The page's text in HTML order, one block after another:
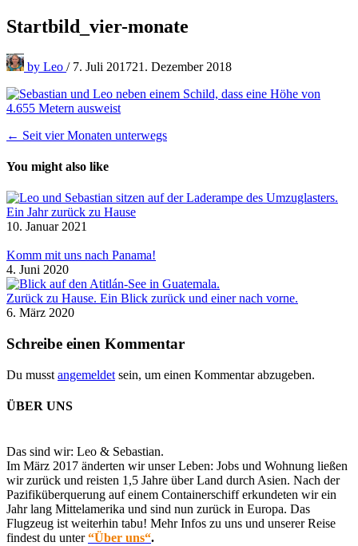
Startbild_vier-monate
by Leo / 7. Juli 201721. Dezember 2018
Beitragsnavigation
← Seit vier Monaten unterwegs
You might also like
Ein Jahr zurück zu Hause
10. Januar 2021
Komm mit uns nach Panama!
4. Juni 2020
Zurück zu Hause. Ein Blick zurück und einer nach vorne.
6. März 2020
Schreibe einen Kommentar
Du musst angemeldet sein, um einen Kommentar abzugeben.
ÜBER UNS
Das sind wir: Leo & Sebastian.
Im März 2017 änderten wir unser Leben: Jobs und Wohnung ließen
wir zurück und reisten 1,5 Jahre über Land durch Asien. Nach der
Pazifiküberquerung auf einem Containerschiff erkundeten wir ein
Jahr lang Mittelamerika und sind nun zurück in Europa. Das
Flugzeug ist weiterhin tabu! Mehr Infos zu uns und unserer Reise
findest du unter“Über uns“.